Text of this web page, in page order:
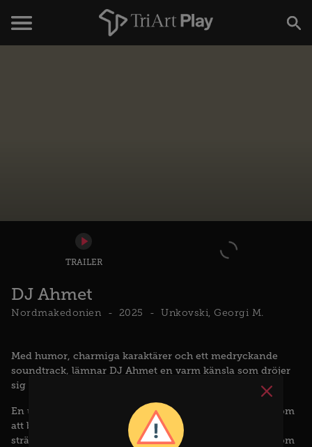
TRAILER
DJ Ahmet
Nordmakedonien 2025 Unkovski, Georgi M.
Med humor, charmiga karaktärer och ett medryckande
soundtrack, lämnar DJ Ahmet en varm känsla som dröjer
sig kvar länge.
En ung kille i en avskild Nordmakedonsk by drömmer om
att bli DJ. Fångad mellan familjens krav, samhällets
stränga traditioner och en förbjuden kärlek till en tjej som